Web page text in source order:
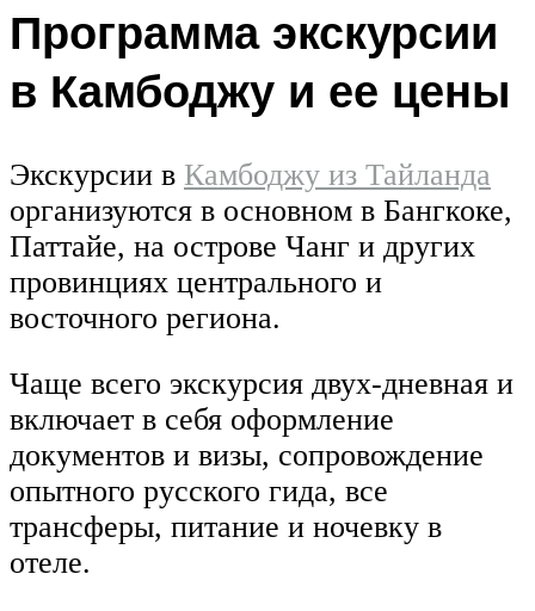
Программа экскурсии
в Камбоджу и ее цены
Экскурсии в Камбоджу из Тайланда
организуются в основном в Бангкоке,
Паттайе, на острове Чанг и других
провинциях центрального и
восточного региона.
Чаще всего экскурсия двух-дневная и
включает в себя оформление
документов и визы, сопровождение
опытного русского гида, все
трансферы, питание и ночевку в
отеле.